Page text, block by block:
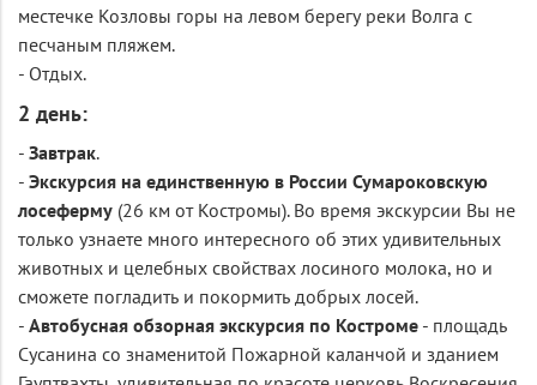
местечке Козловы горы на левом берегу реки Волга с
песчаным пляжем.
- Отдых.
2 день:
- Завтрак.
- Экскурсия на единственную в России Сумароковскую
лосеферму (26 км от Костромы). Во время экскурсии Вы не
только узнаете много интересного об этих удивительных
животных и целебных свойствах лосиного молока, но и
сможете погладить и покормить добрых лосей.
- Автобусная обзорная экскурсия по Костроме - площадь
Сусанина со знаменитой Пожарной каланчой и зданием